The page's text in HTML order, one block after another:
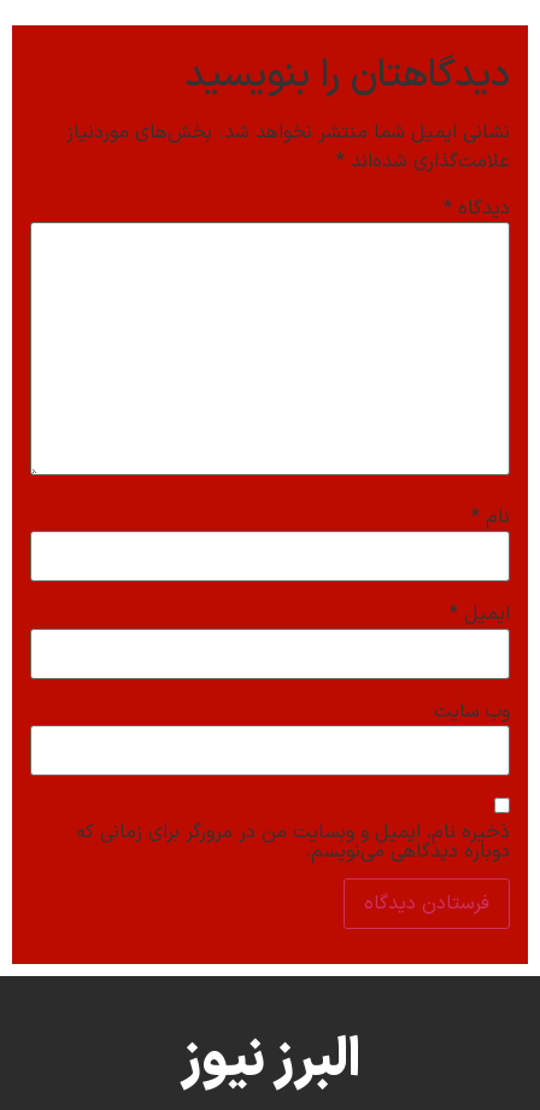
دیدگاهتان را بنویسید
نشانی ایمیل شما منتشر نخواهد شد. بخش‌های موردنیاز
علامت‌گذاری شده‌اند *
دیدگاه *
نام *
ایمیل *
وب‌ سایت
ذخیره نام، ایمیل و وبسایت من در مرورگر برای زمانی که
دوباره دیدگاهی می‌نویسم.
البرز نیوز